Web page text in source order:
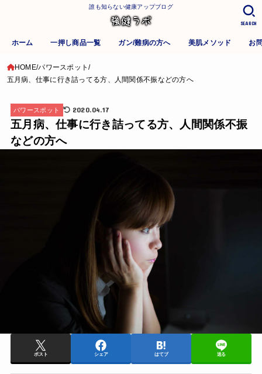
誰も知らない健康アップブログ
ホーム 一押し商品一覧 ガン/難病の方へ 美肌メソッド お
SEARCH
HOME パワースポット
五月病、仕事に行き詰ってる方、人間関係不振などの方へ
パワースポット 2020.04.17
五月病、仕事に行き詰ってる方、人間関係不振
などの方へ
ポスト シェア はてブ 送る